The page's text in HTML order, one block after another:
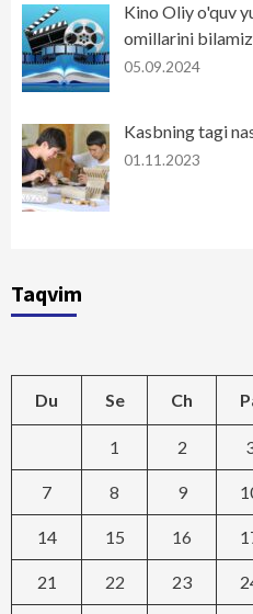
Kino Oliy o'quv
omillarini
05.09.2024
Kasbning tagi
01.11.2023
Taqvim
Du Se Ch
1 2
7 8 9
14 15 16
21 22 23